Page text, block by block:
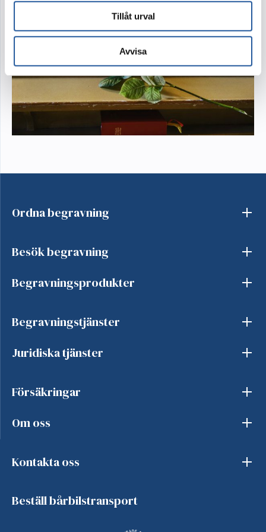
Tillåt urval
Avvisa
Ordna begravning
Besök begravning
Begravningsprodukter
Begravningstjänster
Juridiska tjänster
Försäkringar
Om oss
Kontakta oss
Beställ bårbilstransport